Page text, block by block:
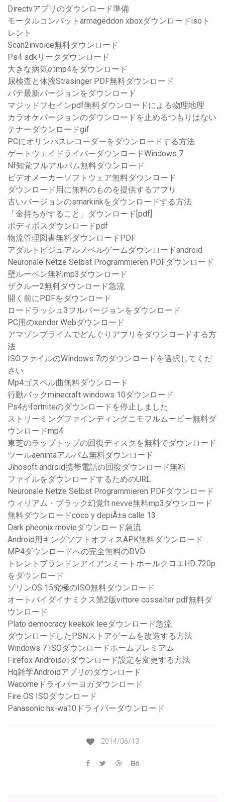
Directvアプリのダウンロード準備
モータルコンバットarmageddon xboxダウンロードisoト
レント
Scan2invoice無料ダウンロード
Ps4 sdkリークダウンロード
大きな病気のmp4をダウンロード
尿検査と体液Strasinger PDF無料ダウンロード
パテ最新バージョンをダウンロード
マジッドフセインpdf無料ダウンロードによる物理地理
カラオケバージョンのダウンロードを止めるつもりはない
テナーダウンロードgif
PCにオリンパスレコーダーをダウンロードする方法
ゲートウェイドライバーダウンロードWindows 7
Nf知覚フルアルバム無料ダウンロード
ビデオメーカーソフトウェア無料ダウンロード
ダウンロード用に無料のものを提供するアプリ
古いバージョンのsmarkinkをダウンロードする方法
「金持ちがすること」ダウンロード[pdf]
ボディボスダウンロードpdf
物流管理図書無料ダウンロードPDF
アダルトビジュアルノベルゲームダウンロードandroid
Neuronale Netze Selbst Programmieren PDFダウンロード
壁ルーベン無料mp3ダウンロード
ザクルー2無料ダウンロード急流
開く前にPDFをダウンロード
ロードラッシュ3フルバージョンをダウンロード
PC用のxender Webダウンロード
アマゾンプライムでどんぐりアプリをダウンロードする方
法
ISOファイルのWindows 7のダウンロードを選択してくだ
さい
Mp4ゴスペル曲無料ダウンロード
行動パックminecraft windows 10ダウンロード
Ps4がfortniteのダウンロードを停止しました
ストリーミングファインディングニモフルムービー無料ダ
ウンロードmp4
東芝のラップトップの回復ディスクを無料でダウンロード
ツールaenimaアルバム無料ダウンロード
Jihosoft android携帯電話の回復ダウンロード無料
ファイルをダウンロードするためのURL
Neuronale Netze Selbst Programmieren PDFダウンロード
ウィリアム・ブラック幻覚ft nevve無料mp3ダウンロード
無料ダウンロードcoco y depiÃ±a calle 13
Dark pheonix movieダウンロード急流
Android用キングソフトオフィスAPK無料ダウンロード
MP4ダウンロードへの完全無料のDVD
トレントブランドンアイアンミートホールクロエHD 720p
をダウンロード
ゾリンOS 15究極のISO無料ダウンロード
オートバイダイナミクス第2版vittore cossalter pdf無料ダ
ウンロード
Plato democracy keekok leeダウンロード急流
ダウンロードしたPSNストアゲームを改造する方法
Windows 7 ISOダウンロードホームプレミアム
Firefox Androidのダウンロード設定を変更する方法
Hq雑学Androidアプリのダウンロード
Wacomeドライバーヨガダウンロード
Fire OS ISOダウンロード
Panasonic hx-wa10ドライバーダウンロード
2014/06/13